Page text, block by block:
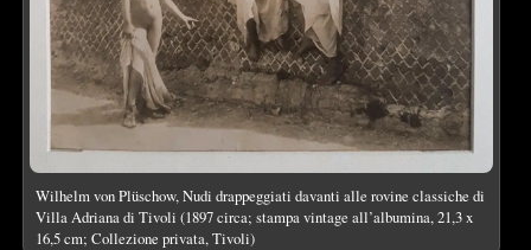
Wilhelm von Plüschow, Nudi drappeggiati davanti alle rovine classiche di
Villa Adriana di Tivoli (1897 circa; stampa vintage all’albumina, 21,3 x
16,5 cm; Collezione privata, Tivoli)